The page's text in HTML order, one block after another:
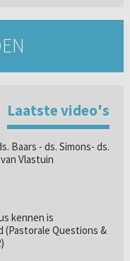
Laatste video's
Baars - ds. Simons- ds.
Vlastuin
kennen is
Questions &